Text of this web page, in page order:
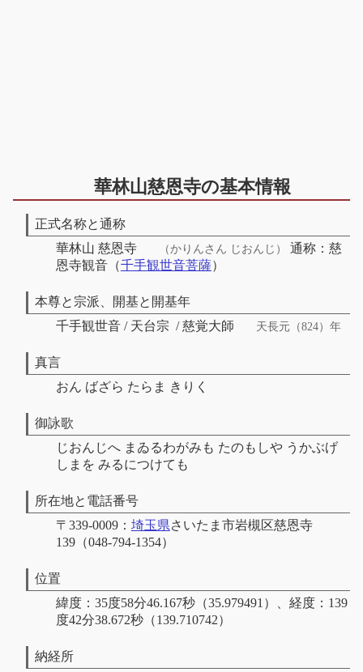
華林山慈恩寺の基本情報
正式名称と通称
華林山 慈恩寺
（かりんさん じおんじ）
通称：慈
恩寺観音（千手観世音菩薩）
本尊と宗派、開基と開基年
千手観世音 / 天台宗 / 慈覚大師
天長元（824）年
真言
おん ばざら たらま きりく
御詠歌
じおんじへ まゐるわがみも たのもしや うかぶげ
しまを みるにつけても
所在地と電話番号
〒339-0009： 埼玉県さいたま市岩槻区慈恩寺
139（048-794-1354）
位置
緯度：35度58分46.167秒（35.979491）、経度：139
度42分38.672秒（139.710742）
納経所